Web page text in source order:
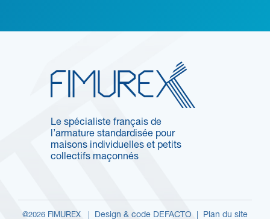
Le spécialiste français de
l’armature standardisée pour
maisons individuelles et petits
collectifs maçonnés
@2026 FIMUREX | Design & code DEFACTO Plan du site